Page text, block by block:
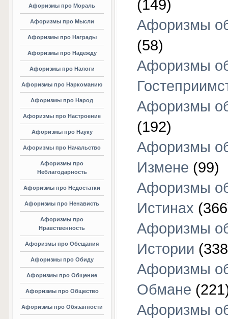
Афоризмы про Мораль
Афоризмы про Мысли
Афоризмы про Награды
Афоризмы про Надежду
Афоризмы про Налоги
Афоризмы про Наркоманию
Афоризмы про Народ
Афоризмы про Настроение
Афоризмы про Науку
Афоризмы про Начальство
Афоризмы про
Неблагодарность
Афоризмы про Недостатки
Афоризмы про Ненависть
Афоризмы про
Нравственность
Афоризмы про Обещания
Афоризмы про Обиду
Афоризмы про Общение
Афоризмы про Общество
Афоризмы про Обязанности
(149)
Афоризмы
(58)
Афоризмы
Афоризмы
(192)
Афоризмы
Измене (99)
Афоризмы
Истинах
Афоризмы
Истории
Афоризмы
Обмане
Афоризмы